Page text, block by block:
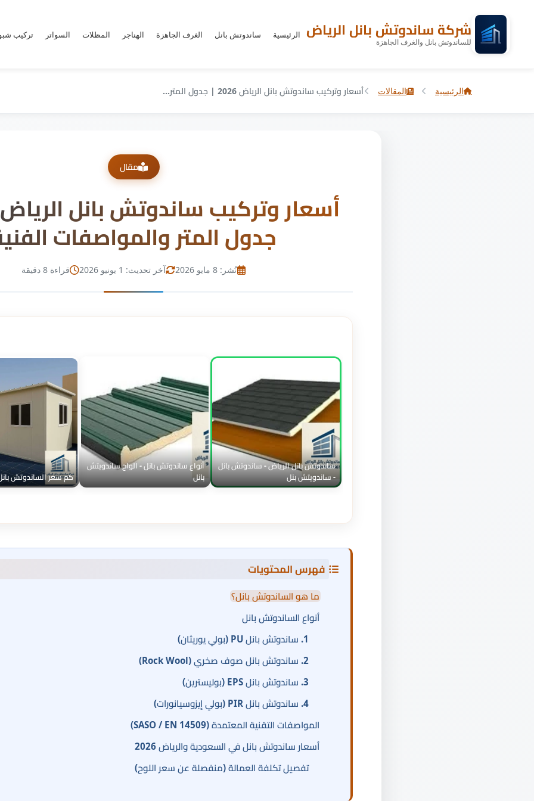
شركة ساندوتش بانل الرياض
للساندوتش بانل والغرف الجاهزة
الرئيسية ساندوتش بانل الغرف الجاهزة الهناجر المظلات السواتر تركيب
الرئيسية المقالات أسعار وتركيب ساندوتش بانل الرياض 2026 | جدول المتر...
مقال
جدول المتر والمواصفات
نُشر: 8 مايو 2026 آخر تحديث: 1 يونيو 2026 قراءة 8 دقيقة
ساندوتش بانل الرياض - ساندوتش بانل
- ساندويتش بنل
أنواع ساندوتش بانل - الواح ساندويتش
بانل
كم سعر الساندوتش
فهرس المحتويات
ما هو الساندوتش بانل؟
أنواع الساندوتش بانل
1. ساندوتش بانل PU (بولي يوريثان)
2. ساندوتش بانل صوف صخري (Rock Wool)
3. ساندوتش بانل EPS (بوليسترين)
4. ساندوتش بانل PIR (بولي إيزوسيانورات)
المواصفات التقنية المعتمدة (SASO / EN 14509)
أسعار ساندوتش بانل في السعودية والرياض 2026
تفصيل تكلفة العمالة (منفصلة عن سعر اللوح)